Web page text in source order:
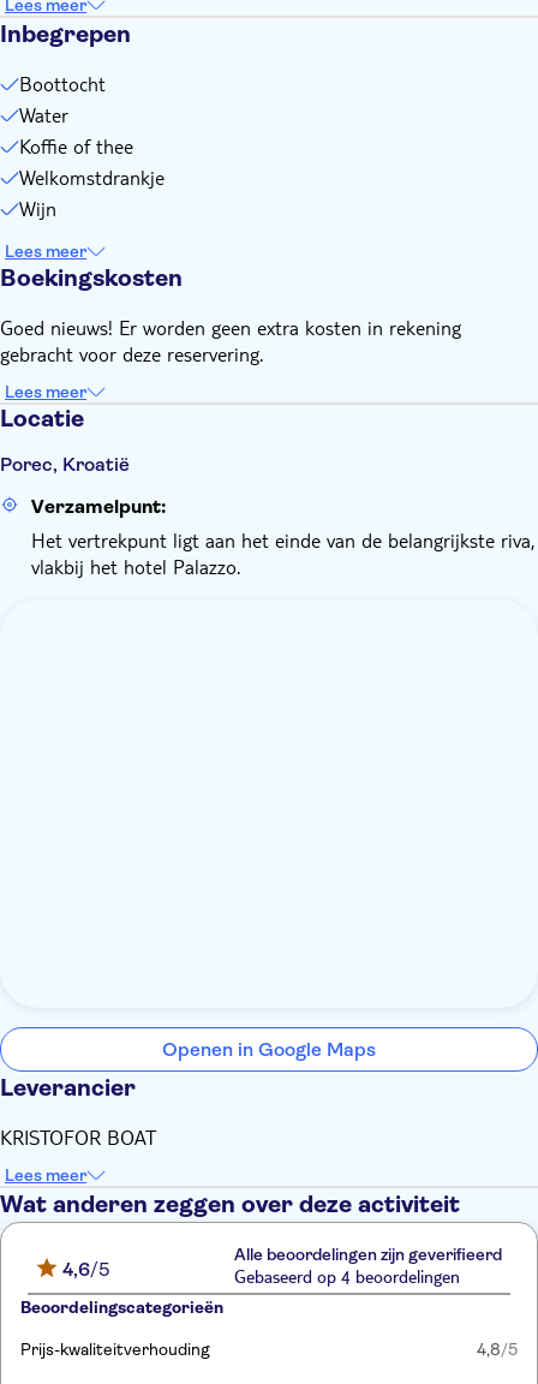
Lees meer
Inbegrepen
Boottocht
Water
Koffie of thee
Welkomstdrankje
Wijn
Lees meer
Boekingskosten
Goed nieuws! Er worden geen extra kosten in rekening
gebracht voor deze reservering.
Lees meer
Locatie
Porec, Kroatië
Verzamelpunt:
Het vertrekpunt ligt aan het einde van de belangrijkste riva,
vlakbij het hotel Palazzo.
Openen in Google Maps
Leverancier
KRISTOFOR BOAT
Lees meer
Wat anderen zeggen over deze activiteit
4,6/5
Alle beoordelingen zijn geverifieerd
Gebaseerd op 4 beoordelingen
Beoordelingscategorieën
Prijs-kwaliteitverhouding 4,8/5